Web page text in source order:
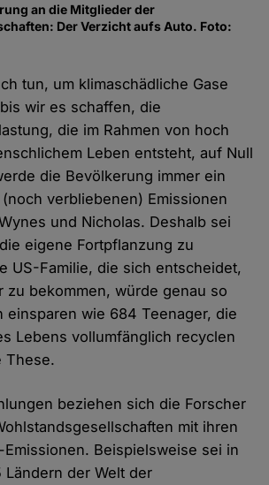
an die Mitglieder der
Der Verzicht aufs Auto. Foto:
tun, um klimaschädliche Gase
wir es schaffen, die
die im Rahmen von hoch
Leben entsteht, auf Null
die Bevölkerung immer ein
verbliebenen) Emissionen
und Nicholas. Deshalb sei
eigene Fortpflanzung zu
US-Familie, die sich entscheidet,
zu bekommen, würde genau so
einsparen wie 684 Teenager, die
Lebens vollumfänglich recyclen
These.
beziehen sich die Forscher
mit ihren
Beispielsweise sei in
Ländern der Welt der